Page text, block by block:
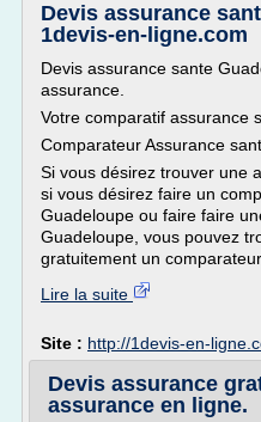
Devis assurance
1devis-en-ligne.com
Devis assurance sante
assurance.
Votre comparatif assurance
Comparateur Assurance
Si vous désirez trouver une
si vous désirez faire un
Guadeloupe ou faire faire
Guadeloupe, vous pouvez
gratuitement un comparateur
Lire la suite
Site : http://1devis-en-
Devis assurance
assurance en ligne.